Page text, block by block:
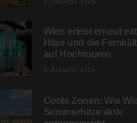
Wien erlebt erneut
Hitze und die
auf Hochtouren
Coole Zonen: Wie
Sommerhitze aktiv